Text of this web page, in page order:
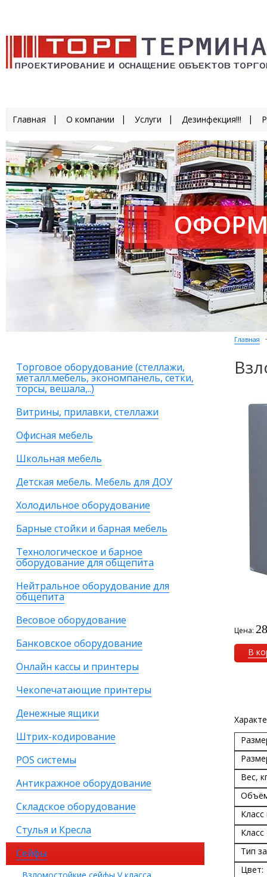
Главная О компании Услуги Дезинфекция!!!
Торговое оборудование (стеллажи,
металл.мебель, экономпанель, сетки,
торсы, вешала,..)
Витрины, прилавки, стеллажи
Офисная мебель
Школьная мебель
Детская мебель. Мебель для ДОУ
Холодильное оборудование
Барные стойки и барная мебель
Технологическое и барное
оборудование для общепита
Нейтральное оборудование для
общепита
Весовое оборудование
Банковское оборудование
Онлайн кассы и принтеры
Чекопечатающие принтеры
Денежные ящики
Штрих-кодирование
POS системы
Антикражное оборудование
Складское оборудование
Стулья и Кресла
Сейфы
Главная
Цена:
В
Вес,
Класс
Тип
Цвет: